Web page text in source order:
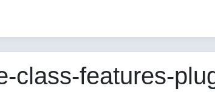
class-features-